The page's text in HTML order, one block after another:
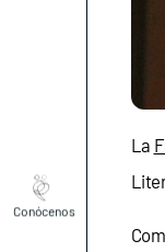
Conócenos
La